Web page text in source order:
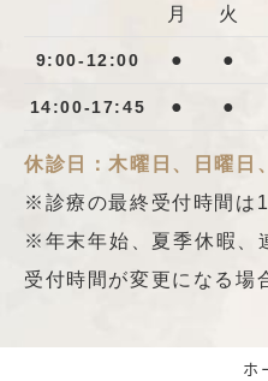
月 火
9:00-12:00 ● ●
14:00-17:45 ● ●
休診日：木曜日、日曜日
※診療の最終受付時間は
※年末年始、夏季休暇、
受付時間が変更になる場
ホ